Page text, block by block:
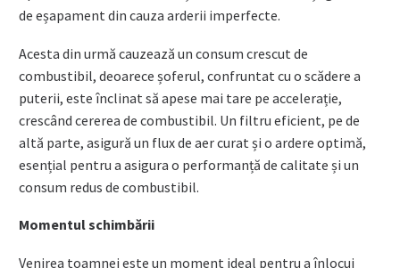
de eșapament din cauza arderii imperfecte.
Acesta din urmă cauzează un consum crescut de
combustibil, deoarece șoferul, confruntat cu o scădere a
puterii, este înclinat să apese mai tare pe accelerație,
crescând cererea de combustibil. Un filtru eficient, pe de
altă parte, asigură un flux de aer curat și o ardere optimă,
esențial pentru a asigura o performanță de calitate și un
consum redus de combustibil.
Momentul schimbării
Venirea toamnei este un moment ideal pentru a înlocui